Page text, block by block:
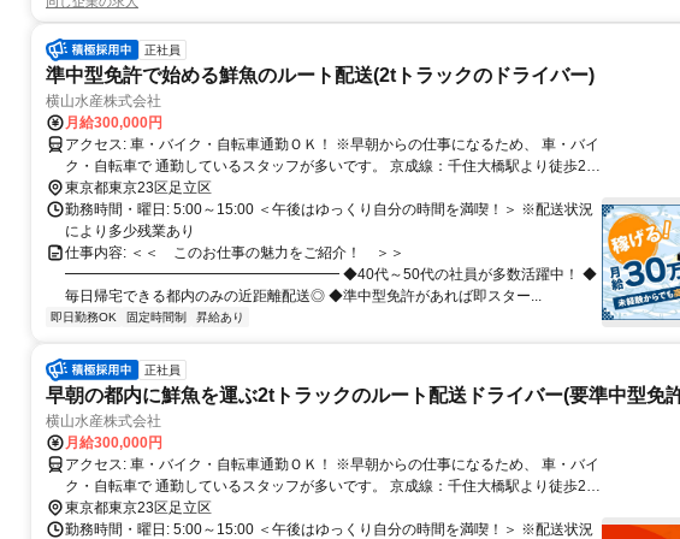
正社員
準中型免許で始める鮮魚のルート配送(2tトラックのドライバー)
横山水産株式会社
月給300,000円
アクセス: 車・バイク・自転車通勤ＯＫ！ ※早朝からの仕事になるため、 車・バイ
ク・自転車で 通勤しているスタッフが多いです。 京成線：千住大橋駅より徒歩2分
各線：北千住駅より徒歩13分 (日比谷線/千代田線/つくばエクスプレス 東武スカイ
ツリーライン/ＪＲ常磐線)
東京都東京23区足立区
勤務時間・曜日: 5:00～15:00 ＜午後はゆっくり自分の時間を満喫！＞ ※配送状況
により多少残業あり
仕事内容: ＜＜ このお仕事の魅力をご紹介！ ＞＞
━━━━━━━━━━━━━━━━━━━ ◆40代～50代の社員が多数活躍中！ ◆
毎日帰宅できる都内のみの近距離配送◎ ◆準中型免許があれば即スター...
即日勤務OK 固定時間制 昇給あり
正社員
早朝の都内に鮮魚を運ぶ2tトラックのルート配送ドライバー(要準中型免
横山水産株式会社
月給300,000円
アクセス: 車・バイク・自転車通勤ＯＫ！ ※早朝からの仕事になるため、 車・バイ
ク・自転車で 通勤しているスタッフが多いです。 京成線：千住大橋駅より徒歩2分
各線：北千住駅より徒歩13分 (日比谷線/千代田線/つくばエクスプレス 東武スカイ
ツリーライン/ＪＲ常磐線)
東京都東京23区足立区
勤務時間・曜日: 5:00～15:00 ＜午後はゆっくり自分の時間を満喫！＞ ※配送状況